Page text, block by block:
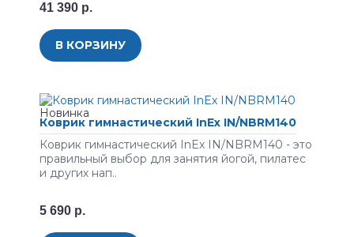
41 390 р.
В КОРЗИНУ
Коврик гимнастический InEx IN/NBRM140
Коврик гимнастический InEx IN/NBRM140 - это
правильный выбор для занятия йогой, пилатес
и других нап..
5 690 р.